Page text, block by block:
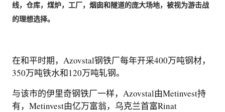
线，仓库，煤炉，工厂，烟囱和隧道的庞大场地，被视为游击战
的理想选择。
在和平时期，Azovstal钢铁厂每年开采400万吨钢材，
350万吨铁水和120万吨轧钢。
与该市的伊里奇钢铁厂一样，Azovstal由Metinvest持
有，Metinvest由亿万富翁，乌克兰首富Rinat